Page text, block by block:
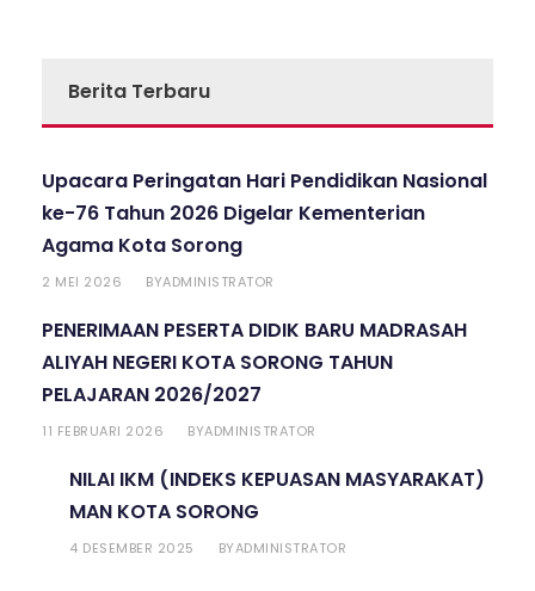
Berita Terbaru
Upacara Peringatan Hari Pendidikan Nasional
ke-76 Tahun 2026 Digelar Kementerian
Agama Kota Sorong
2 MEI 2026 BYADMINISTRATOR
PENERIMAAN PESERTA DIDIK BARU MADRASAH
ALIYAH NEGERI KOTA SORONG TAHUN
PELAJARAN 2026/2027
11 FEBRUARI 2026 BYADMINISTRATOR
NILAI IKM (INDEKS KEPUASAN MASYARAKAT)
MAN KOTA SORONG
4 DESEMBER 2025 BYADMINISTRATOR